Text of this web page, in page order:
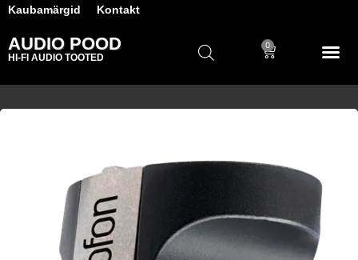
Kaubamärgid Kontakt
AUDIO POOD
HI-FI AUDIO TOOTED
0